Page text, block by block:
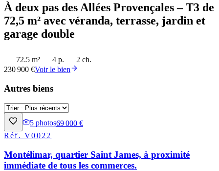
À deux pas des Allées Provençales – T3 de
72,5 m² avec véranda, terrasse, jardin et
garage double
72.5 m² 4 p.
2 ch.
230 900 €Voir le bien
Autres biens
5 photos69 000 €
Réf.V0022
Montélimar, quartier Saint James, à proximité
immédiate de tous les commerces.